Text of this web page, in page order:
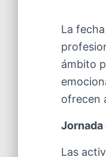
La
ámbito
ofrecen
Las